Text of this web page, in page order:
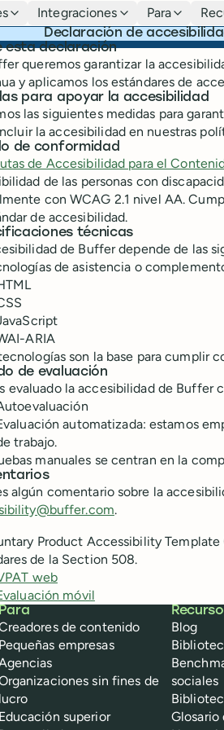
Integraciones Para
Declaración de
esta declaración
queremos garantizar la
y aplicamos los estándares de
para apoyar la accesibilidad
las siguientes medidas para
la accesibilidad en nuestras
de conformidad
de Accesibilidad para el
de las personas con
con WCAG 2.1 nivel AA.
de accesibilidad.
técnicas
de Buffer depende de las
de asistencia o
ARIA
son la base para cumplir
de evaluación
evaluado la accesibilidad de Buffer
automatizada: estamos
trabajo.
manuales se centran en la
algún comentario sobre la
.
Product Accessibility
de la Section 508.
web
móvil
Para
de contenido
Pequeñas empresas
sin fines de
lucro
Educación superior
Blog
sociales
Glosario